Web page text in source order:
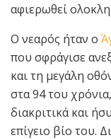
αφιερωθεί
Ο νεαρός ήταν ο
που σφράγισε
και τη μεγάλη
στα 94 του
διακριτικά και
επίγειο βίο του.